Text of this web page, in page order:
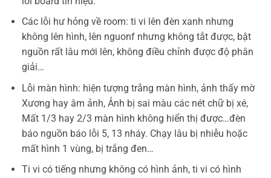
Các lỗi hư hỏng về room: ti vi lên đèn xanh nhưng
không lên hình, lên nguonf nhưng không tắt được, bật
nguồn rất lâu mới lên, không điều chỉnh được độ phân
giải…
Lỗi màn hình: hiện tượng trắng màn hình, ảnh thấy mờ
Xương hay âm ảnh, Ảnh bị sai màu các nét chữ bị xé,
Mất 1/3 hay 2/3 màn hình không hiển thị được…đèn
báo nguồn báo lỗi 5, 13 nháy. Chạy lâu bị nhiễu hoặc
mất hình 1 vùng, bị trắng đen…
Ti vi có tiếng nhưng không có hình ảnh, ti vi có hình